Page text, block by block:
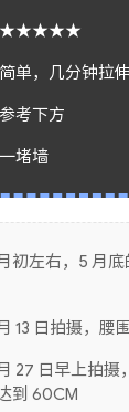
★★★★★
单，几分钟拉伸
考下方
堵墙
初左右，5 月
13 日拍摄，腰
27 日早上拍摄
到 60CM